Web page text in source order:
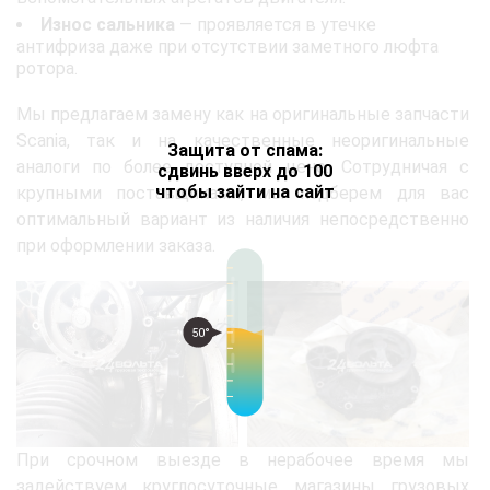
Защита от спама:
сдвинь вверх до 100
чтобы зайти на сайт
50°
Износ сальника — проявляется в утечке
антифриза даже при отсутствии заметного люфта
ротора.
Мы предлагаем замену как на оригинальные запчасти
Scania, так и на качественные неоригинальные
аналоги по более доступной цене. Сотрудничая с
крупными поставщиками, мы подберем для вас
оптимальный вариант из наличия непосредственно
при оформлении заказа.
При срочном выезде в нерабочее время мы